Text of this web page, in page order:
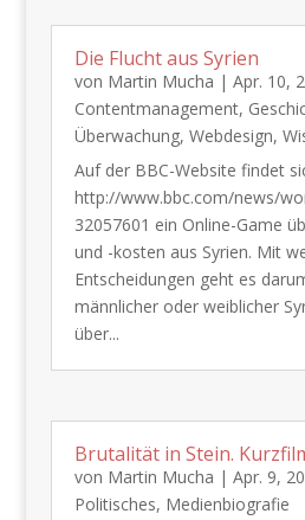
Die Flucht aus Syrien
von Martin Mucha | Apr. 10,
Contentmanagement,
Überwachung, Webdesign,
Auf der BBC-Website findet
http://www.bbc.com/news/
32057601 ein Online-Game
und -kosten aus Syrien. Mit
Entscheidungen geht es
männlicher oder weiblicher
über...
Brutalität in Stein.
von Martin Mucha | Apr. 9,
Politisches, Medienbiografie